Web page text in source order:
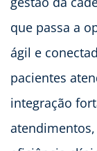
que passa a
ágil e
pacientes
integração